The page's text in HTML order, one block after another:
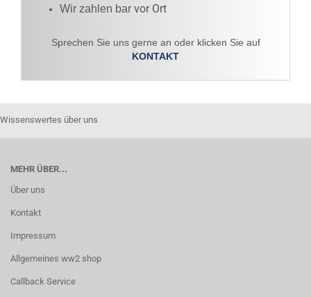
Wir zahlen bar vor Ort
Sprechen Sie uns gerne an oder klicken Sie auf
KONTAKT
Wissenswertes über uns
MEHR ÜBER...
Über uns
Kontakt
Impressum
Allgemeines ww2 shop
Callback Service